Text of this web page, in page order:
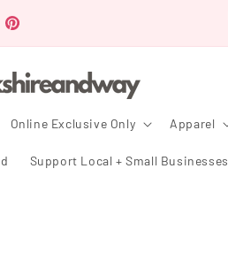
Pinterest
Online Exclusive Only Apparel
Support Local + Small Businesses